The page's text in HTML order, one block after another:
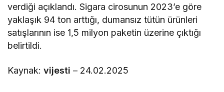
verdiği açıklandı. Sigara cirosunun 2023’e göre
yaklaşık 94 ton arttığı, dumansız tütün ürünleri
satışlarının ise 1,5 milyon paketin üzerine çıktığı
belirtildi.
Kaynak:vijesti – 24.02.2025